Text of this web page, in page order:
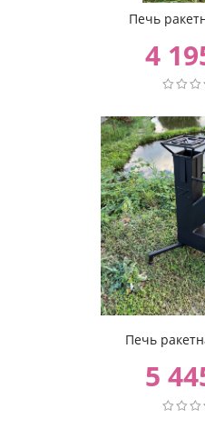
Печь
4
Печь
5